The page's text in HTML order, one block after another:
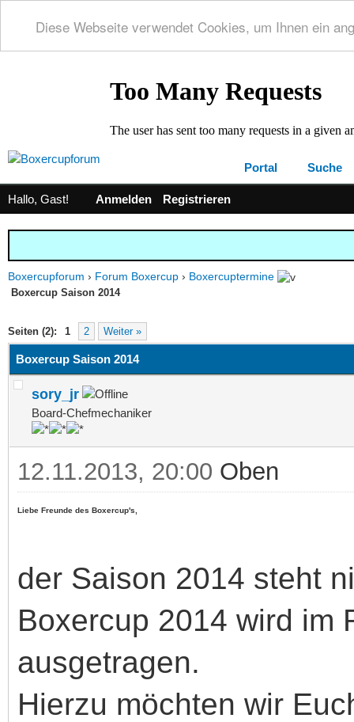
Diese Webseite verwendet Cookies, um Ihnen ein
Portal Suche
Hallo, Gast! Anmelden Registrieren
Boxercupforum › Forum Boxercup › Boxercuptermine
Boxercup Saison 2014
Seiten (2): 1 2 Weiter »
0 im Durchschnitt
Boxercup Saison 2014
sory_jr
Board-Chefmechaniker
12.11.2013, 20:00 Oben
Liebe Freunde des Boxercup's,
der Saison 2014 steht
Boxercup 2014 wird im
ausgetragen.
Hierzu möchten wir